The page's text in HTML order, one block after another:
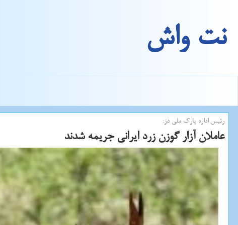
نت واش
رئیس اداره پارك ملی دز:
عاملان آزار گوزن زرد ایرانی جریمه شدند